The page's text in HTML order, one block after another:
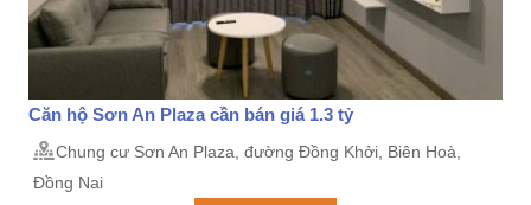
Căn hộ Sơn An Plaza cần bán giá 1.3 tỷ
Chung cư Sơn An Plaza, đường Đồng Khởi, Biên Hoà,
Đồng Nai